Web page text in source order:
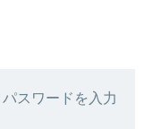
スワードを入力